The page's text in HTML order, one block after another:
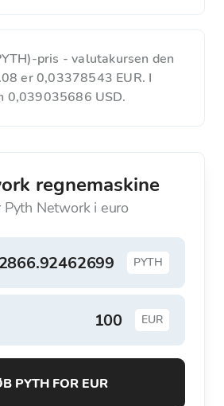
pris - valutakursen den
er 0,03378543 EUR. I
0,039035686 USD.
regnemaskine
Network i euro
PYTH
EUR
PYTH FOR EUR